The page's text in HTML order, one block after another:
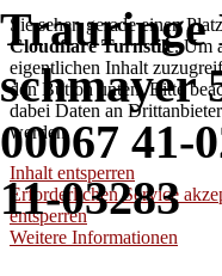
sch­may­er
00067 41-
11-03283
Sie sehen gerade einen
Cloudflare Turnstile. Um
eigentlichen Inhalt
den Button unten. Bitte
dabei Daten an
werden.
Inhalt entsperren
Erforderlichen Service
entsperren
Weitere Informationen